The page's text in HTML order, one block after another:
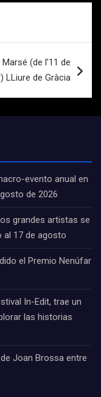
(de l’11 de
LLiure de Gràcia
evento anual en
de 2026
grandes artistas se
al 17 de agosto
el Premio Nenúfar
In-Edit, trae un
las historias
Joan Brossa entre